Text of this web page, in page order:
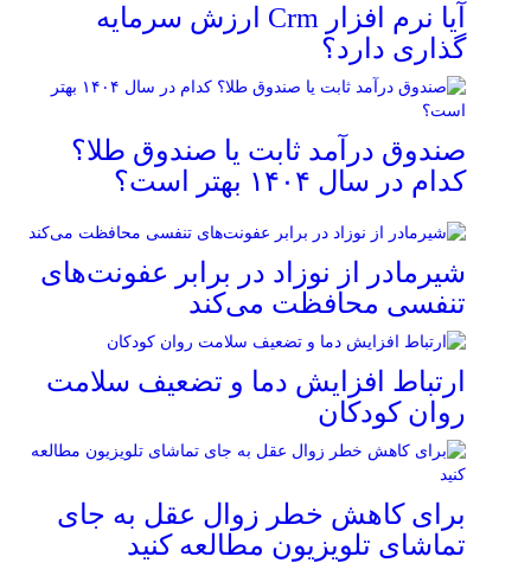
آیا نرم افزار Crm ارزش سرمایه
گذاری دارد؟
صندوق درآمد ثابت یا صندوق طلا؟
کدام در سال ۱۴۰۴ بهتر است؟
شیرمادر از نوزاد در برابر عفونت‌های
تنفسی محافظت می‌کند
ارتباط افزایش دما و تضعیف سلامت
روان کودکان
برای کاهش خطر زوال عقل به جای
تماشای تلویزیون مطالعه کنید